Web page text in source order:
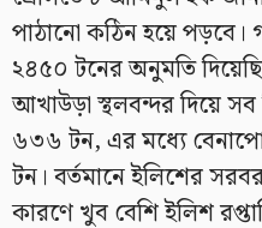
পাঠানো কঠিন হয়ে পড়বে।
২৪৫০ টনের অনুমতি
আখাউড়া স্থলবন্দর দিয়ে সব
৬৩৬ টন, এর মধ্যে
টন। বর্তমানে ইলিশের
কারণে খুব বেশি ইলিশ